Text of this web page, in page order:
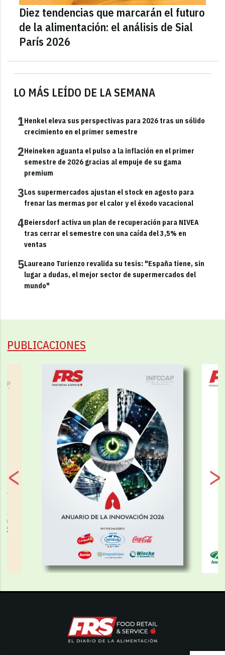
LO MÁS LEÍDO DE LA SEMANA
1Henkel eleva sus perspectivas para 2026 tras un sólido
crecimiento en el primer semestre
2Heineken aguanta el pulso a la inflación en el primer
semestre de 2026 gracias al empuje de su gama
premium
3Los supermercados ajustan el stock en agosto para
frenar las mermas por el calor y el éxodo vacacional
4Beiersdorf activa un plan de recuperación para NIVEA
tras cerrar el semestre con una caída del 3,5% en
ventas
5Laureano Turienzo revalida su tesis: "España tiene, sin
lugar a dudas, el mejor sector de supermercados del
mundo"
Diez tendencias que marcarán el futuro
de la alimentación: el análisis de Sial
París 2026
PUBLICACIONES